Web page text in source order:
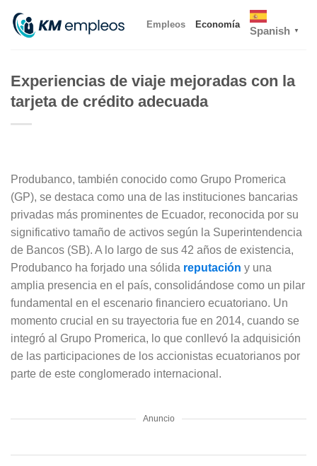
Empleos Economía
Spanish ▼
Experiencias de viaje mejoradas con la
tarjeta de crédito adecuada
Produbanco, también conocido como Grupo Promerica
(GP), se destaca como una de las instituciones bancarias
privadas más prominentes de Ecuador, reconocida por su
significativo tamaño de activos según la Superintendencia
de Bancos (SB). A lo largo de sus 42 años de existencia,
Produbanco ha forjado una sólida reputación y una
amplia presencia en el país, consolidándose como un pilar
fundamental en el escenario financiero ecuatoriano. Un
momento crucial en su trayectoria fue en 2014, cuando se
integró al Grupo Promerica, lo que conllevó la adquisición
de las participaciones de los accionistas ecuatorianos por
parte de este conglomerado internacional.
Anuncio